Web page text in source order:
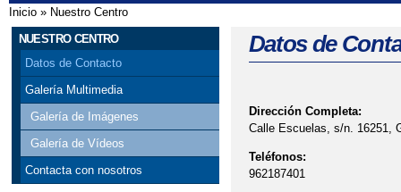
Se encuentra usted aquí
Inicio » Nuestro Centro
NUESTRO CENTRO
Datos de Contacto
Galería Multimedia
Galería de Imágenes
Galería de Vídeos
Contacta con nosotros
Datos de
Dirección Completa:
Calle Escuelas, s/n. 16251,
Teléfonos:
962187401